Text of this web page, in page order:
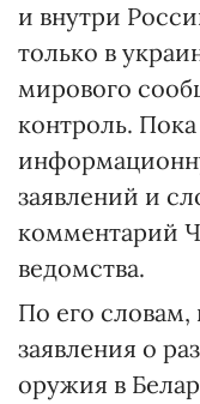
и внутри
только в
мирового
контроль.
заявлений и
комментарий
ведомства.
По его словам,
заявления о
оружия в